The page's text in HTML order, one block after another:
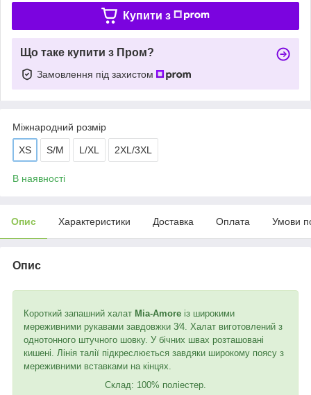
Купити з
Що таке купити з Пром?
Замовлення під захистом
Міжнародний розмір
XS S/M L/XL 2XL/3XL
В наявності
Опис Характеристики Доставка Оплата Умови
Опис
Короткий запашний халат Mia-Amore із широкими
мереживними рукавами завдовжки 3⁄4. Халат виготовлений з
однотонного штучного шовку. У бічних швах розташовані
кишені. Лінія талії підкреслюється завдяки широкому поясу з
мереживними вставками на кінцях.
Склад: 100% поліестер.